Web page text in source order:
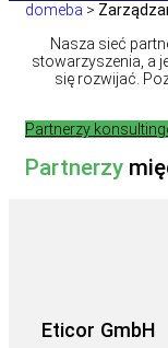
domeba >
Nasza sieć
stowarzyszenia, a
się rozwijać.
Partnerzy
Partnerzy
Eticor GmbH